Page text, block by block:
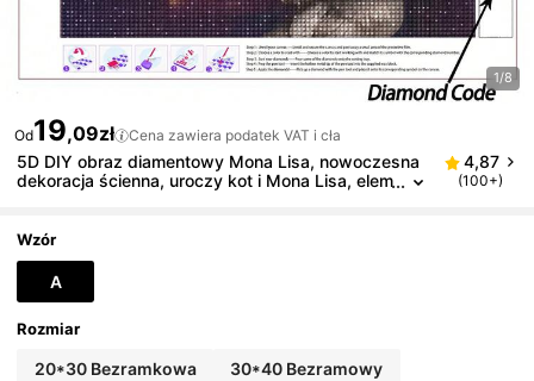
1/8
Od19,09zł Cena zawiera podatek VAT i cła
5D DIY obraz diamentowy Mona Lisa, nowoczesna
dekoracja ścienna, uroczy kot i Mona Lisa, elem
laksujące malowanie diamentowe, ćwiczenia umieję
tności DIY i koncentracji
4,87
(100+)
Wzór
A
Rozmiar
20*30 Bezramkowa 30*40 Bezramowy